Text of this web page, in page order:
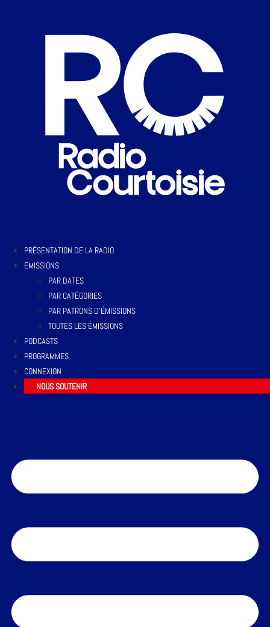
PRÉSENTATION DE LA RADIO
EMISSIONS
PAR DATES
PAR CATÉGORIES
PAR PATRONS D’ÉMISSIONS
TOUTES LES ÉMISSIONS
PODCASTS
PROGRAMMES
CONNEXION
NOUS SOUTENIR